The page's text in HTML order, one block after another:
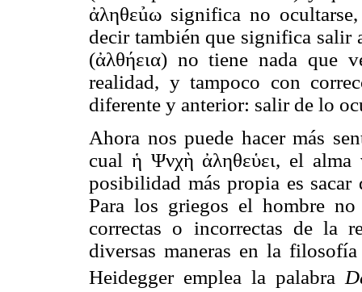
ἀληθεủω significa no
decir también que significa salir
(ἀλθήεια) no tiene nada que
realidad, y tampoco con
diferente y anterior: salir de lo
Ahora nos puede hacer más
cual ἡ Ψνχὴ ἀληθεὑει, el
posibilidad más propia es
Para los griegos el hombre no
correctas o incorrectas de la
diversas maneras en la
Heidegger emplea la palabra